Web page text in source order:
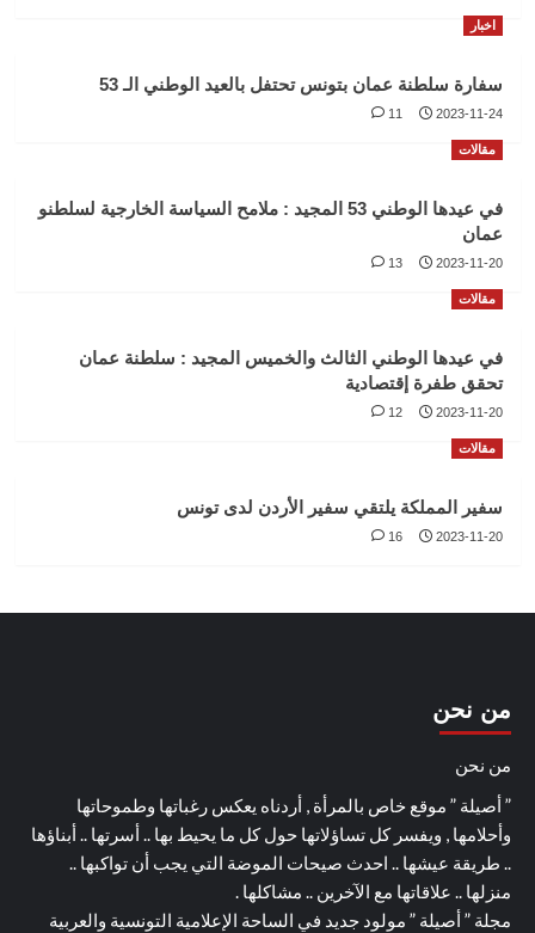
اخبار
سفارة سلطنة عمان بتونس تحتفل بالعيد الوطني الـ 53
2023-11-24
11
مقالات
في عيدها الوطني 53 المجيد : ملامح السياسة الخارجية لسلطنو
عمان
2023-11-20
13
مقالات
في عيدها الوطني الثالث والخميس المجيد : سلطنة عمان
تحقق طفرة إقتصادية
2023-11-20
12
مقالات
سفير المملكة يلتقي سفير الأردن لدى تونس
2023-11-20
16
من نحن
من نحن
” أصيلة ” موقع خاص بالمرأة , أردناه يعكس رغباتها وطموحاتها
وأحلامها , ويفسر كل تساؤلاتها حول كل ما يحيط بها .. أسرتها .. أبناؤها
.. طريقة عيشها .. احدث صيحات الموضة التي يجب أن تواكبها ..
منزلها .. علاقاتها مع الآخرين .. مشاكلها .
مجلة ” أصيلة ” مولود جديد في الساحة الإعلامية التونسية والعربية